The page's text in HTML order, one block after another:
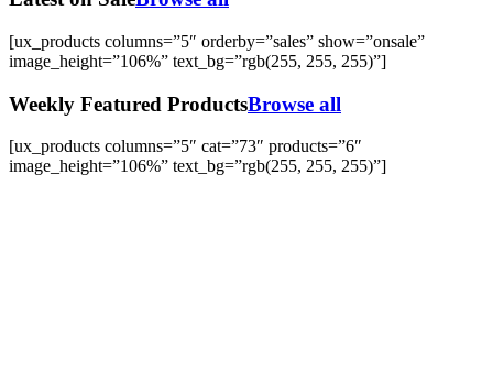
[ux_products columns=”5″ orderby=”sales” show=”onsale”
image_height=”106%” text_bg=”rgb(255, 255, 255)”]
Weekly Featured ProductsBrowse all
[ux_products columns=”5″ cat=”73″ products=”6″
image_height=”106%” text_bg=”rgb(255, 255, 255)”]